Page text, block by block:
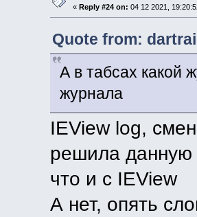
« Reply #24 on: 04 12 2021,
Quote from:
А в табсах
журнала
IEView log,
решила данную
что и с IEView
А нет, опять